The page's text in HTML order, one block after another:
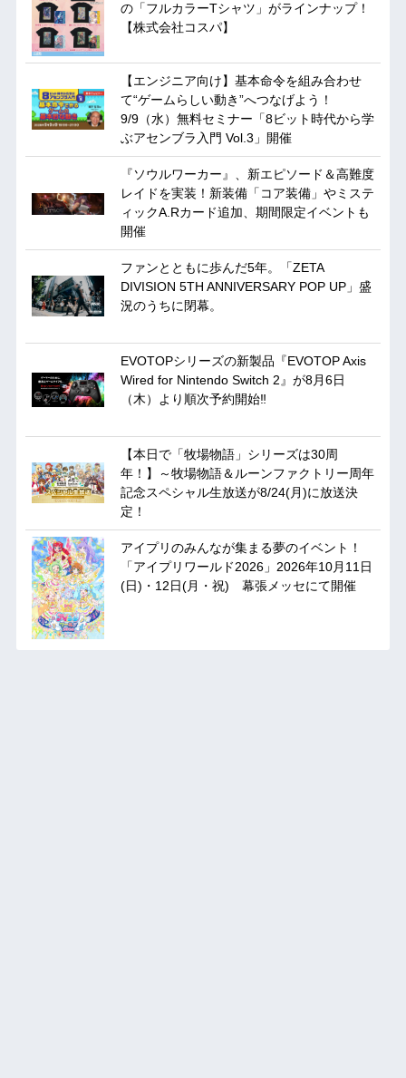
の「フルカラーTシャツ」がラインナップ！
【株式会社コスパ】
【エンジニア向け】基本命令を組み合わせ
て“ゲームらしい動き”へつなげよう！
9/9（水）無料セミナー「8ビット時代から学
ぶアセンブラ入門 Vol.3」開催
『ソウルワーカー』、新エピソード＆高難度
レイドを実装！新装備「コア装備」やミステ
ィックA.Rカード追加、期間限定イベントも
開催
ファンとともに歩んだ5年。「ZETA
DIVISION 5TH ANNIVERSARY POP UP」盛
況のうちに閉幕。
EVOTOPシリーズの新製品『EVOTOP Axis
Wired for Nintendo Switch 2』が8月6日
（木）より順次予約開始‼
【本日で「牧場物語」シリーズは30周
年！】～牧場物語＆ルーンファクトリー周年
記念スペシャル生放送が8/24(月)に放送決
定！
アイプリのみんなが集まる夢のイベント！
「アイプリワールド2026」2026年10月11日
(日)・12日(月・祝) 幕張メッセにて開催